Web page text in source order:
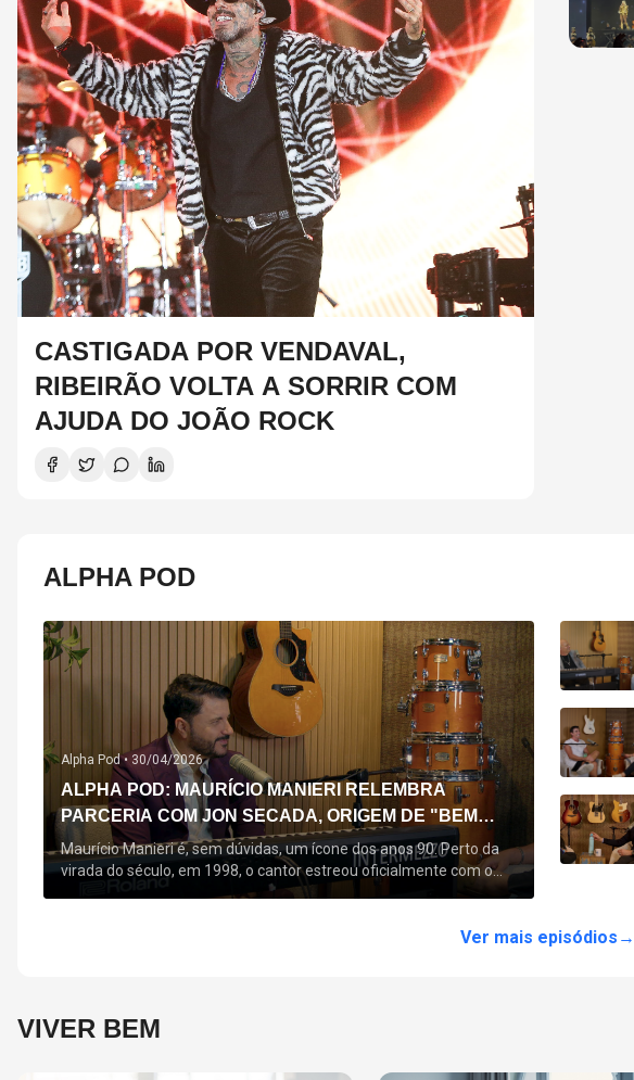
CASTIGADA POR VENDAVAL,
RIBEIRÃO VOLTA A SORRIR COM
AJUDA DO JOÃO ROCK
ALPHA POD
Alpha Pod • 30/04/2026
ALPHA POD: MAURÍCIO MANIERI RELEMBRA
PARCERIA COM JON SECADA, ORIGEM DE "BEM
QUERER" E MAIS
Maurício Manieri é, sem dúvidas, um ícone dos anos 90. Perto da
virada do século, em 1998, o cantor estreou oficialmente com o
seu primeiro disco, "A Noite Inteira", no qual estão canções que lhe
Querer" e "Minha Menina". Em 2026, o astro segue com o […]Ver mais episódios →
VIVER BEM